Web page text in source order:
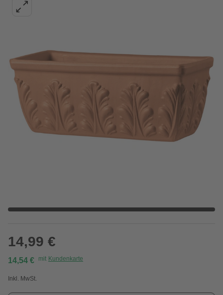
14,99 €
14,54 € mit Kundenkarte
Inkl. MwSt.